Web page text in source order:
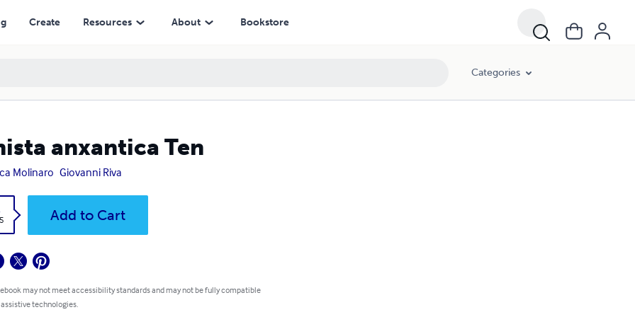
Create Resources About Bookstore
Categories
anxantica Ten
Molinaro Giovanni Riva
Add to Cart
may not meet accessibility standards and may not be fully compatible
technologies.